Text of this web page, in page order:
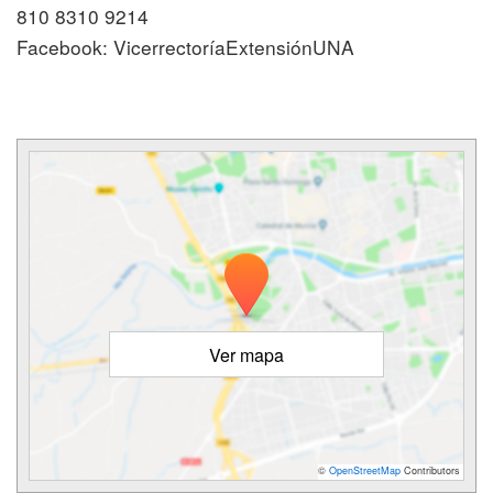
810 8310 9214
Facebook: VicerrectoríaExtensiónUNA
Ver mapa
© OpenStreetMap Contributors